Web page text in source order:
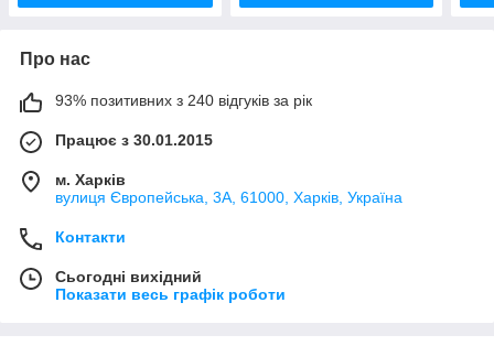
Про нас
93% позитивних з 240 відгуків за рік
Працює з 30.01.2015
м. Харків
вулиця Європейська, 3А, 61000, Харків, Україна
Контакти
Сьогодні вихідний
Показати весь графік роботи